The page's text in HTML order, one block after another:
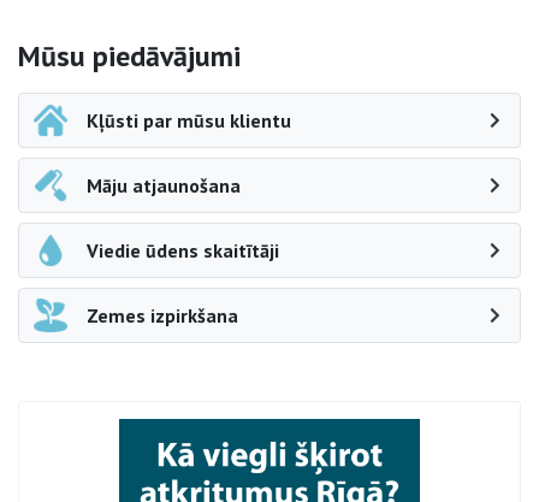
Sāna navigācija
Mūsu piedāvājumi
Kļūsti par mūsu klientu
Māju atjaunošana
Viedie ūdens skaitītāji
Zemes izpirkšana